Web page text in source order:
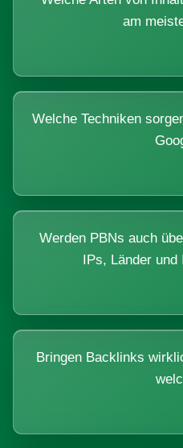
am
Welche Techniken
Werden PBNs auch
IPs, Länder und
Bringen Backlinks